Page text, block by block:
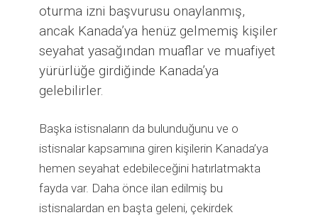
oturma izni başvurusu onaylanmış,
ancak Kanada’ya henüz gelmemiş kişiler
seyahat yasağından muaflar ve muafiyet
yürürlüğe girdiğinde Kanada’ya
gelebilirler.
Başka istisnaların da bulunduğunu ve o
istisnalar kapsamına giren kişilerin Kanada’ya
hemen seyahat edebileceğini hatırlatmakta
fayda var. Daha önce ilan edilmiş bu
istisnalardan en başta geleni, çekirdek